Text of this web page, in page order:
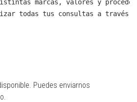
distintas marcas, valores y
todas tus consultas a través
Puedes enviarnos